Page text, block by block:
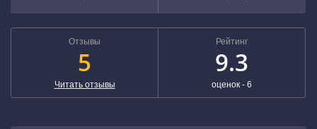
Отзывы
5
Читать отзывы
Рейтинг
9.3
оценок - 6